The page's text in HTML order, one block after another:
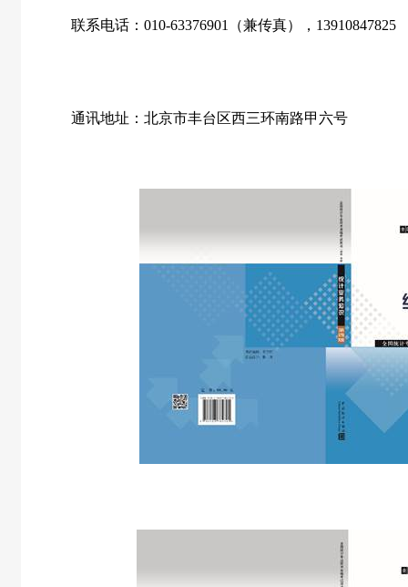
联系电话： 010-63376901 （兼传真）， 13910847825
通讯地址：北京市丰台区西三环南路甲六号